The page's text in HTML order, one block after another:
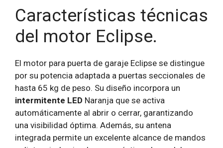
Características técnicas
del motor Eclipse.
El motor para puerta de garaje Eclipse se distingue
por su potencia adaptada a puertas seccionales de
hasta 65 kg de peso. Su diseño incorpora un
intermitente LED Naranja que se activa
automáticamente al abrir o cerrar, garantizando
una visibilidad óptima. Además, su antena
integrada permite un excelente alcance de mandos